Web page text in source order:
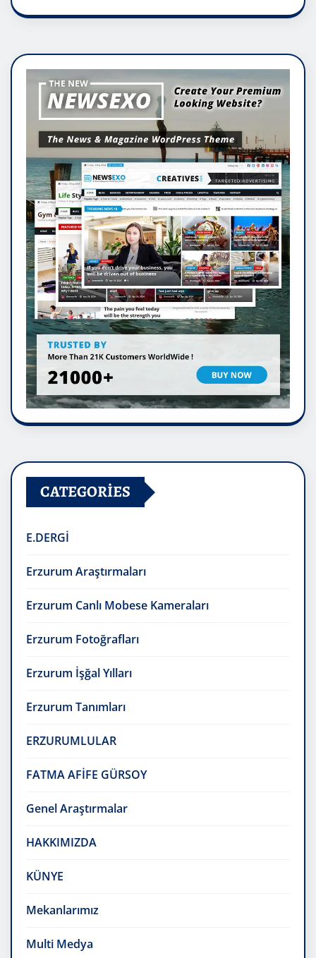
CATEGORIES
E.DERGİ
Erzurum Araştırmaları
Erzurum Canlı Mobese Kameraları
Erzurum Fotoğrafları
Erzurum İşğal Yılları
Erzurum Tanımları
ERZURUMLULAR
FATMA AFİFE GÜRSOY
Genel Araştırmalar
HAKKIMIZDA
KÜNYE
Mekanlarımız
Multi Medya